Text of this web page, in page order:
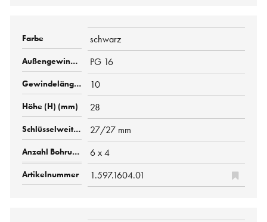
schwarz
PG 16
10
28
27/27 mm
6 x 4
1.597.1604.01